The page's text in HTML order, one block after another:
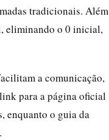
tradicionais. Além
eliminando o 0 inicial,
a comunicação,
para a página oficial
enquanto o guia da